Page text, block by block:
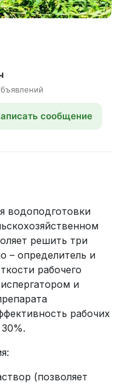
сообщение
водоподготовки
решить три
– определитель и
рабочего
и
рабочих
(позволяет